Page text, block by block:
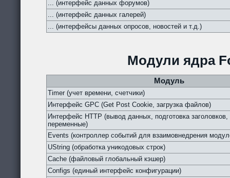
... (интерфейс данных форумов)
... (интерфейс данных галерей)
... (интерфейсы данных опросов, новостей и т.д.)
Модули ядра
Модуль
Timer (учет времени, счетчики)
Интерфейс GPC (Get Post Cookie, загрузка файлов)
Интерфейс HTTP (вывод данных, подготовка
переменные)
Events (контроллер событий для взаимовнедрения
UString (обработка уникодовых строк)
Cache (файловый глобальный кэшер)
Configs (единый интерфейс конфигурации)